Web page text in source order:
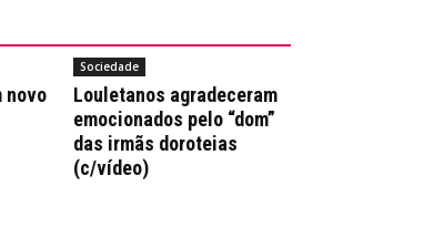
novo
Sociedade
Louletanos agradeceram
emocionados pelo “dom”
das irmãs doroteias
(c/vídeo)